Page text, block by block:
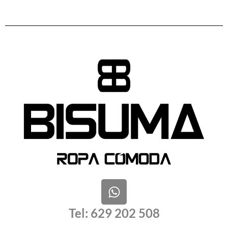
W
h
a
t
Tel: 629 202 508